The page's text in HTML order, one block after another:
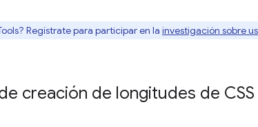
Regístrate para participar en la investigación sobre
creación de longitudes de CSS